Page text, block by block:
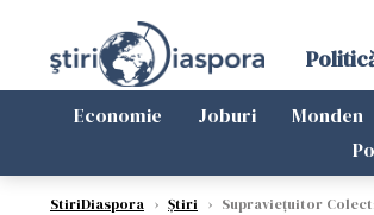
Economie Joburi Monden
StiriDiaspora › Știri › Supraviețuitor